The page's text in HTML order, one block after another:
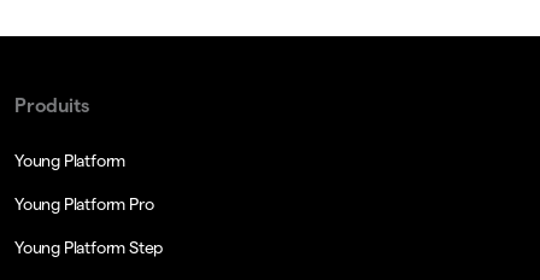
Produits
Young Platform
Young Platform Pro
Young Platform Step